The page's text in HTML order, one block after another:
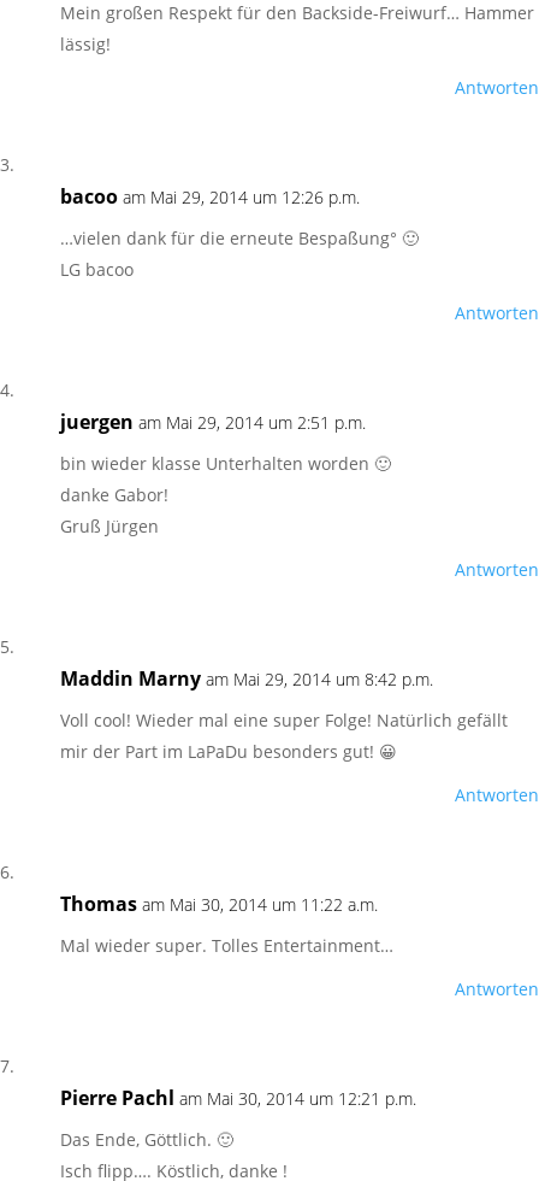
Mein großen Respekt für den Backside-Freiwurf… Hammer
lässig!
Antworten
bacoo am Mai 29, 2014 um 12:26 p.m.
…vielen dank für die erneute Bespaßung° 🙂
LG bacoo
Antworten
juergen am Mai 29, 2014 um 2:51 p.m.
bin wieder klasse Unterhalten worden 🙂
danke Gabor!
Gruß Jürgen
Antworten
Maddin Marny am Mai 29, 2014 um 8:42 p.m.
Voll cool! Wieder mal eine super Folge! Natürlich gefällt
mir der Part im LaPaDu besonders gut! 😀
Antworten
Thomas am Mai 30, 2014 um 11:22 a.m.
Mal wieder super. Tolles Entertainment…
Antworten
Pierre Pachl am Mai 30, 2014 um 12:21 p.m.
Das Ende, Göttlich. 🙂
Isch flipp…. Köstlich, danke !